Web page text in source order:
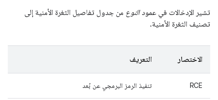
تشير الإدخالات في عمودالنوع من جدول تفاصيل الثغرة الأمنية إلى
تصنيف الثغرة الأمنية.
الاختصار التعريف
RCE تنفيذ الرمز البرمجي عن بُعد